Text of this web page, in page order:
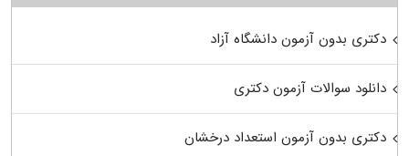
دکتری بدون آزمون دانشگاه آزاد
دانلود سوالات آزمون دکتری
دکتری بدون آزمون استعداد درخشان